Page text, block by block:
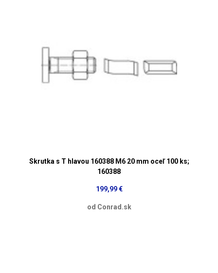
Skrutka s T hlavou 160388 M6 20 mm oceľ 100 ks;
160388
199,99 €
od Conrad.sk